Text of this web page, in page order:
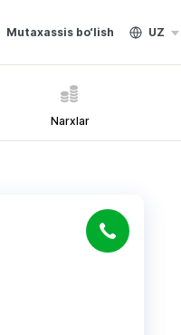
Mutaxassis bo‘lish UZ
Narxlar